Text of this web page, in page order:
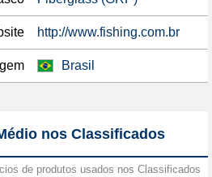
http://www.fishing.com.br
Brasil
nos Classificados
de produtos usados nos Classificados